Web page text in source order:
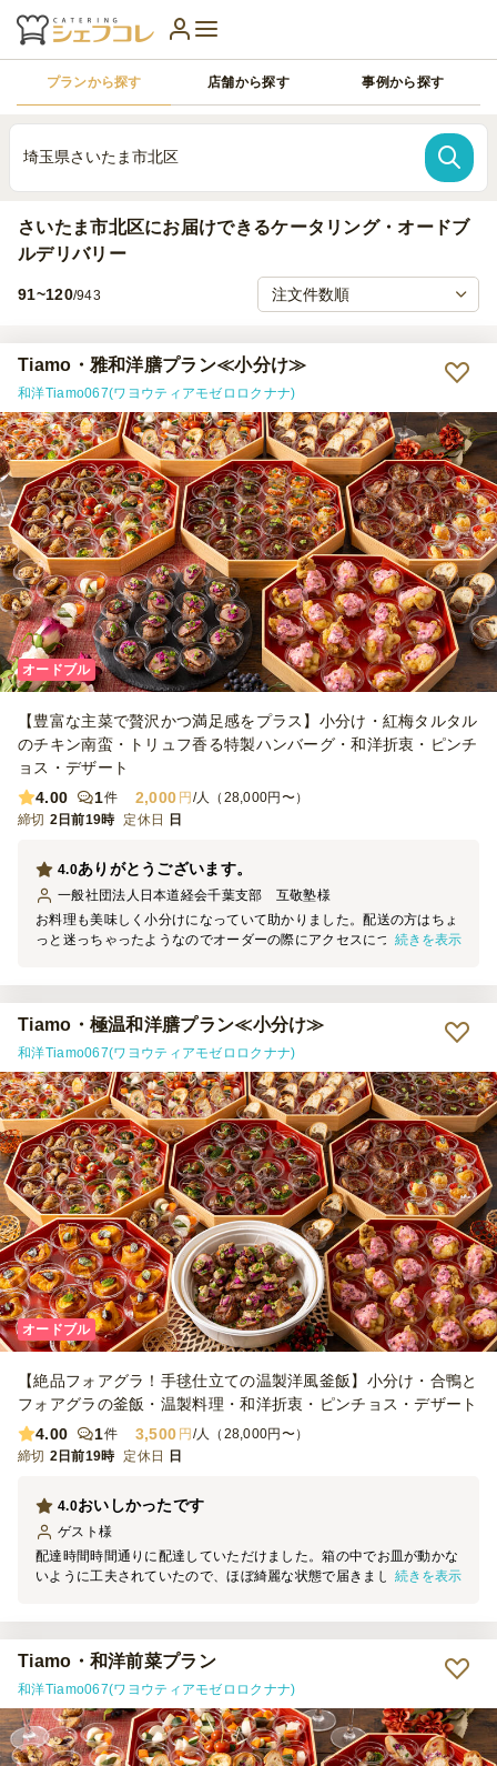
プランから探す 店舗から探す 事例から探す
埼玉県さいたま市北区
さいたま市北区にお届けできるケータリング・オードブ
ルデリバリー
91~120/943
Tiamo・雅和洋膳プラン≪小分け≫
和洋Tiamo067(ワヨウティアモゼロロクナナ)
オードブル
【豊富な主菜で贅沢かつ満足感をプラス】小分け・紅梅タルタル
のチキン南蛮・トリュフ香る特製ハンバーグ・和洋折衷・ピンチ
ョス・デザート
4.00
1件 2,000 円 /人（28,000円〜）
締切 2日前19時 定休日 日
ありがとうございます。
4.0
一般社団法人日本道経会千葉支部 互敬塾様
お料理も美味しく小分けになっていて助かりました。配送の方はちょ
っと迷っちゃったようなのでオーダーの際にアクセスについてはこち
続きを表示
Tiamo・極温和洋膳プラン≪小分け≫
和洋Tiamo067(ワヨウティアモゼロロクナナ)
オードブル
【絶品フォアグラ！手毬仕立ての温製洋風釜飯】小分け・合鴨と
フォアグラの釜飯・温製料理・和洋折衷・ピンチョス・デザート
4.00
1件 3,500 円 /人（28,000円〜）
締切 2日前19時 定休日 日
おいしかったです
4.0
ゲスト 様
配達時間時間通りに配達していただけました。箱の中でお皿が動かな
いように工夫されていたので、ほぼ綺麗な状態で届きました。 お料
だけました。 あたたかくできるご飯も良かったです。おにぎりのよ
うになっていましたが、もう一回りくらい大きかったら嬉しかったで
す。 少人数の場合は小分けよりは大皿でお願いした方が、見た目的
には良かったかなと思いました。 八角形の器が良い雰囲気なので、
次はもっと大人数の懇親会でお願いしたいと思います。
続きを表示
Tiamo・和洋前菜プラン
和洋Tiamo067(ワヨウティアモゼロロクナナ)